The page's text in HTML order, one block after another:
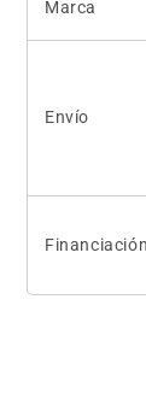
Marca
Envío
Financiación